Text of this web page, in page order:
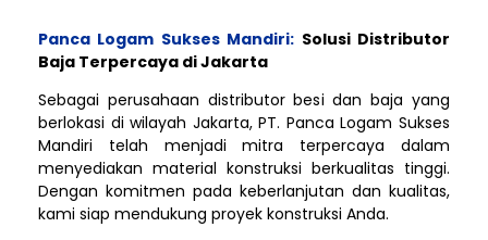
Panca Logam Sukses Mandiri: Solusi Distributor
Baja Terpercaya di Jakarta
Sebagai perusahaan distributor besi dan baja yang
berlokasi di wilayah Jakarta, PT. Panca Logam Sukses
Mandiri telah menjadi mitra terpercaya dalam
menyediakan material konstruksi berkualitas tinggi.
Dengan komitmen pada keberlanjutan dan kualitas,
kami siap mendukung proyek konstruksi Anda.